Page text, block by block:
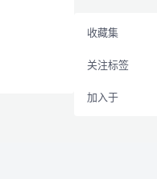
收藏集
关注标签
加入于